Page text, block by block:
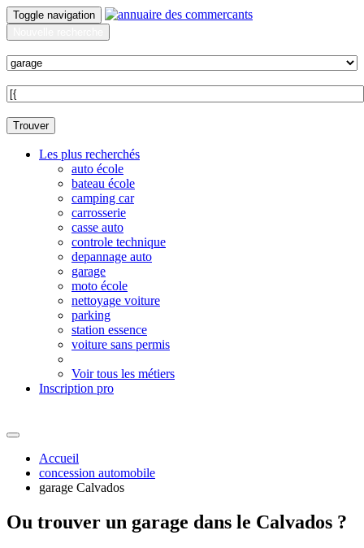
Toggle navigation
Trouver
Les plus recherchés
auto école
bateau école
camping car
carrosserie
casse auto
controle technique
depannage auto
garage
moto école
nettoyage voiture
parking
station essence
voiture sans permis
Voir tous les métiers
Inscription pro
Accueil
concession automobile
garage Calvados
Ou trouver un garage dans le Calvados ?